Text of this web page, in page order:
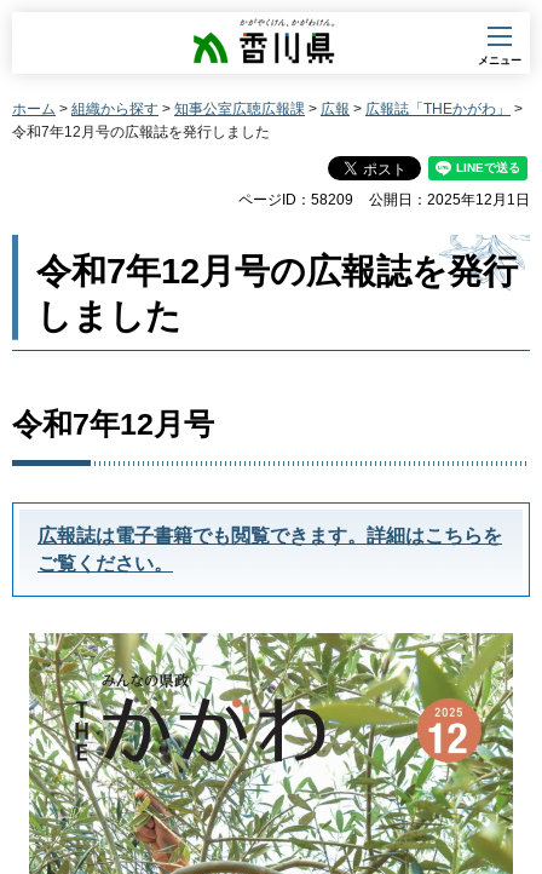
香川県
メニュー
ホーム > 組織から探す > 知事公室広聴広報課 > 広報 > 広報誌「THEかがわ」
>
令和7年12月号の広報誌を発行しました
ページID：58209 公開日：2025年12月1日
令和7年12月号の広報誌を発行
しました
令和7年12月号
広報誌は電子書籍でも閲覧できます。詳細はこちらを
ご覧ください。